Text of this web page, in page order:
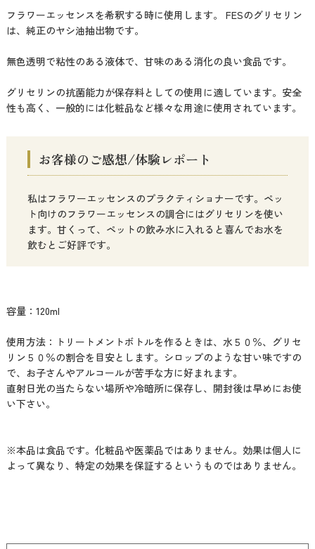
フラワーエッセンスを希釈する時に使用します。 FESのグリセリン
は、純正のヤシ油抽出物です。
無色透明で粘性のある液体で、甘味のある消化の良い食品です。
グリセリンの抗菌能力が保存料としての使用に適しています。安全
性も高く、一般的には化粧品など様々な用途に使用されています。
お客様のご感想/体験レポート
私はフラワーエッセンスのプラクティショナーです。ペッ
ト向けのフラワーエッセンスの調合にはグリセリンを使い
ます。甘くって、ペットの飲み水に入れると喜んでお水を
飲むとご好評です。
容量：120ml
使用方法：トリートメントボトルを作るときは、水５０％、グリセ
リン５０％の割合を目安とします。シロップのような甘い味ですの
で、お子さんやアルコールが苦手な方に好まれます。
直射日光の当たらない場所や冷暗所に保存し、開封後は早めにお使
い下さい。
※本品は食品です。化粧品や医薬品ではありません。効果は個人に
よって異なり、特定の効果を保証するというものではありません。